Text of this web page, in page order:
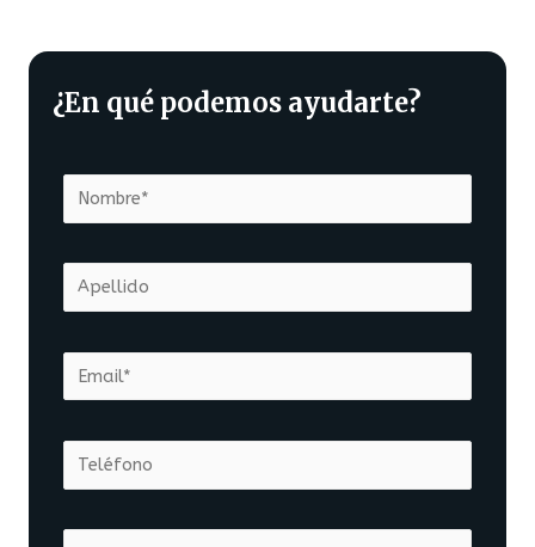
¿En qué podemos ayudarte?